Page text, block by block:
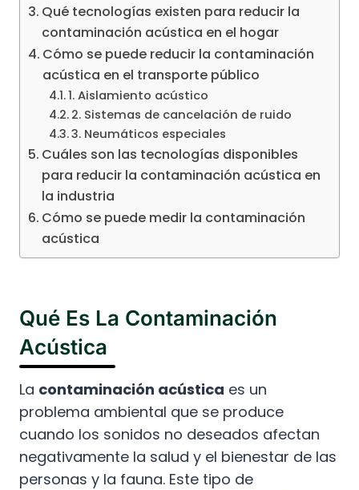
Qué tecnologías existen para reducir la
contaminación acústica en el hogar
Cómo se puede reducir la contaminación
acústica en el transporte público
1. Aislamiento acústico
2. Sistemas de cancelación de ruido
3. Neumáticos especiales
Cuáles son las tecnologías disponibles
para reducir la contaminación acústica en
la industria
Cómo se puede medir la contaminación
acústica
Qué Es La Contaminación
Acústica
La contaminación acústica es un
problema ambiental que se produce
cuando los sonidos no deseados afectan
negativamente la salud y el bienestar de las
personas y la fauna. Este tipo de